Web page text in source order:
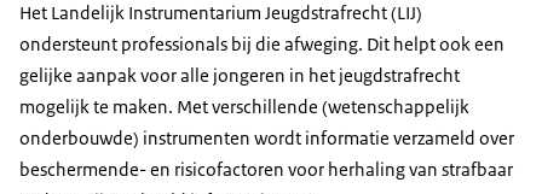
Het Landelijk Instrumentarium Jeugdstrafrecht (LIJ)
ondersteunt professionals bij die afweging. Dit helpt ook een
gelijke aanpak voor alle jongeren in het jeugdstrafrecht
mogelijk te maken. Met verschillende (wetenschappelijk
onderbouwde) instrumenten wordt informatie verzameld over
beschermende- en risicofactoren voor herhaling van strafbaar